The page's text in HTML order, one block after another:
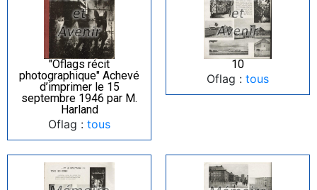
"Oflags récit
photographique" Achevé
d’imprimer le 15
septembre 1946 par M.
Harland
Oflag : tous
10
Oflag : tous